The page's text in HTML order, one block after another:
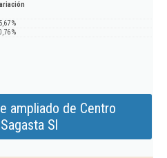
%
%
ampliado de Centro
Sl